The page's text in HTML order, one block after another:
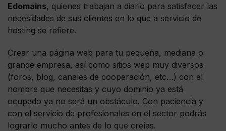
Edomains, quienes trabajan a diario para satisfacer las
necesidades de sus clientes en lo que a servicio de
hosting se refiere.
Crear una página web para tu pequeña, mediana o
grande empresa, así como sitios web muy diversos
(foros, blog, canales de cooperación, etc…) con el
nombre que necesitas y cuyo dominio ya está
ocupado ya no será un obstáculo. Con paciencia y
con el servicio de profesionales en el sector podrás
lograrlo mucho antes de lo que creías.